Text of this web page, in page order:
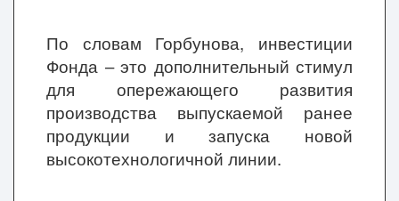
По словам Горбунова, инвестиции
Фонда – это дополнительный стимул
для опережающего развития
производства выпускаемой ранее
продукции и запуска новой
высокотехнологичной линии.